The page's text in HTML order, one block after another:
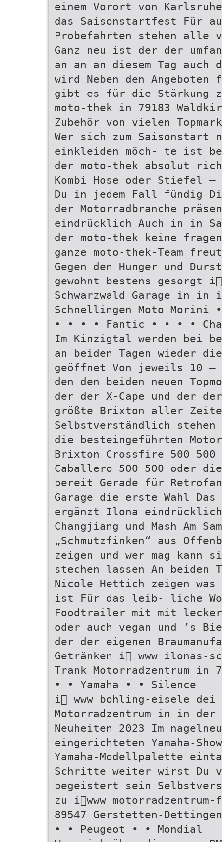
einem Vorort von
das Saisonstartfest Für
Probefahrten stehen alle
Ganz neu ist der der
an an an diesem Tag auch
wird Neben den
gibt es für die Stärkung
moto-thek in 79183
Zubehör von vielen
Wer sich zum Saisonstart
einkleiden möch- te ist
der moto-thek absolut
Kombi Hose oder Stiefel
Du in jedem Fall fündig
der Motorradbranche
eindrücklich Auch in in
der moto-thek keine
ganze moto-thek-Team
Gegen den Hunger und
gewohnt bestens gesorgt
Schwarzwald Garage in in
Schnellingen Moto Morini
• • • • Fantic • • • •
Im Kinzigtal werden bei
an beiden Tagen wieder
geöffnet Von jeweils 10 –
den den beiden neuen
der der X-Cape und der
größte Brixton aller
Selbstverständlich stehen
die besteingeführten
Brixton Crossfire 500
Caballero 500 500 oder
bereit Gerade für
Garage die erste Wahl
ergänzt Ilona eindrücklich
Changjiang und Mash Am
„Schmutzfinken“ aus
zeigen und wer mag kann
stechen lassen An beiden
Nicole Hettich zeigen was
ist Für das leib- liche
Foodtrailer mit mit
oder auch vegan und ’s
der der eigenen
Getränken i www ilonas-
Trank Motorradzentrum in
• • Yamaha • • Silence
i www bohling-eisele
Motorradzentrum in in
Neuheiten 2023 Im
eingerichteten Yamaha-
Yamaha-Modellpalette
Schritte weiter wirst Du
begeistert sein
zu iwww
89547 Gerstetten-Dettingen
• • Peugeot • • Mondial